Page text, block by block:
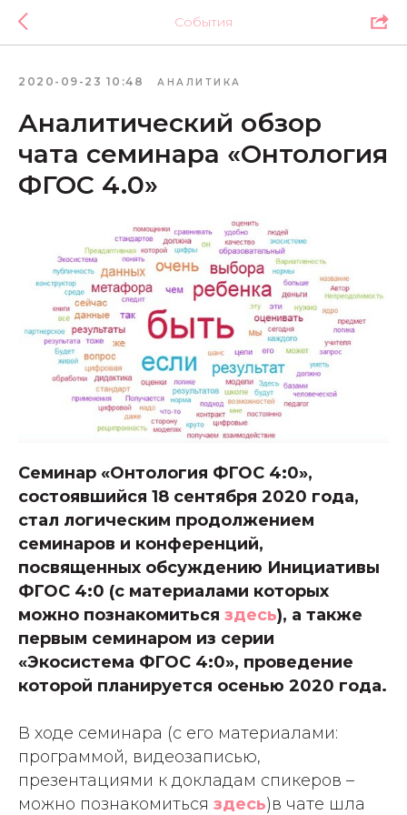
События
2020-09-23 10:48 АНАЛИТИКА
Аналитический обзор
чата семинара «Онтология
ФГОС 4.0»
Семинар «Онтология ФГОС 4:0»,
состоявшийся 18 сентября 2020 года,
стал логическим продолжением
семинаров и конференций,
посвященных обсуждению Инициативы
ФГОС 4:0 (с материалами которых
можно познакомиться здесь), а также
первым семинаром из серии
«Экосистема ФГОС 4:0», проведение
которой планируется осенью 2020 года.
В ходе семинара (с его материалами:
программой, видеозаписью,
презентациями к докладам спикеров –
можно познакомиться здесь)в чате шла